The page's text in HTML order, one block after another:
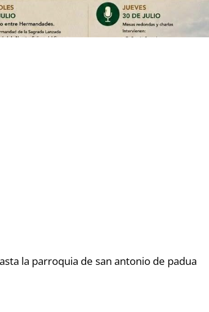
la parroquia de san antonio de padua